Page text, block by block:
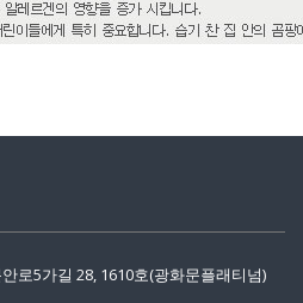
로5가길 28, 1610호(광화문플래티넘)